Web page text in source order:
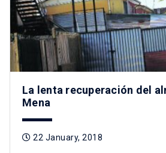
La lenta recuperación del
Mena
22 January, 2018